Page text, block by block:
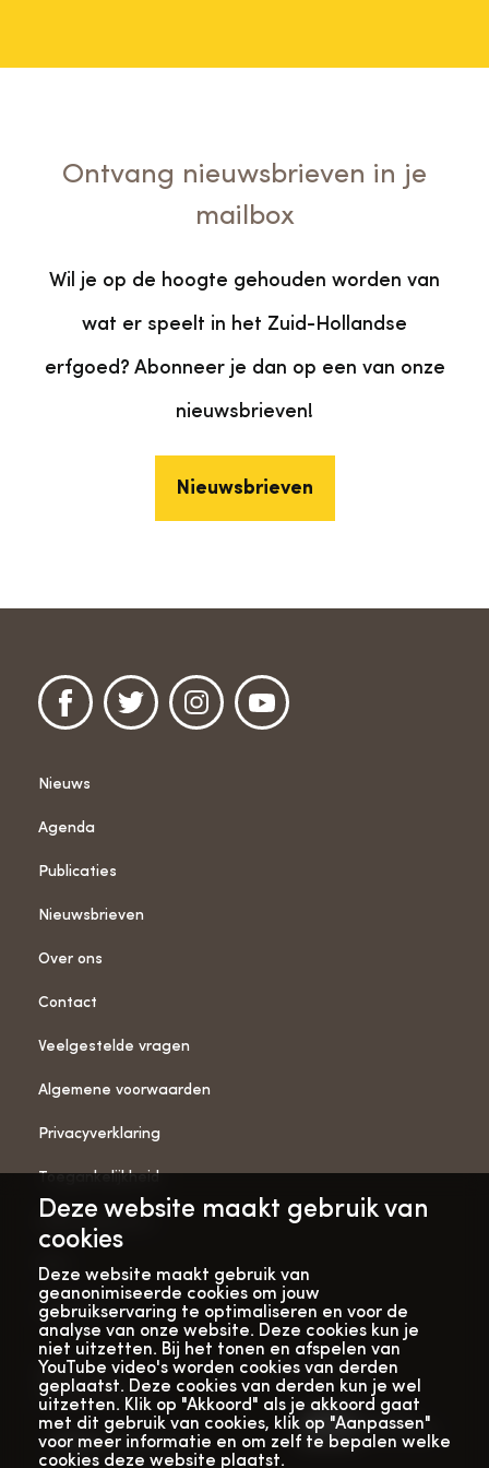
Deze website maakt gebruik van
cookies
Deze website maakt gebruik van
geanonimiseerde cookies om jouw
gebruikservaring te optimaliseren en voor de
analyse van onze website. Deze cookies kun je
niet uitzetten. Bij het tonen en afspelen van
YouTube video's worden cookies van derden
geplaatst. Deze cookies van derden kun je wel
uitzetten. Klik op "Akkoord" als je akkoord gaat
met dit gebruik van cookies, klik op "Aanpassen"
voor meer informatie en om zelf te bepalen welke
cookies deze website plaatst.
Ontvang nieuwsbrieven in je
mailbox
Wil je op de hoogte gehouden worden van
wat er speelt in het Zuid-Hollandse
erfgoed? Abonneer je dan op een van onze
nieuwsbrieven!
Nieuwsbrieven
Nieuws
Agenda
Publicaties
Nieuwsbrieven
Over ons
Contact
Veelgestelde vragen
Algemene voorwaarden
Privacyverklaring
Toegankelijkheid
ANBI-gegevens
Pers
Vacatures
Bekijk onze
verhalenwebsite
Met dank aan